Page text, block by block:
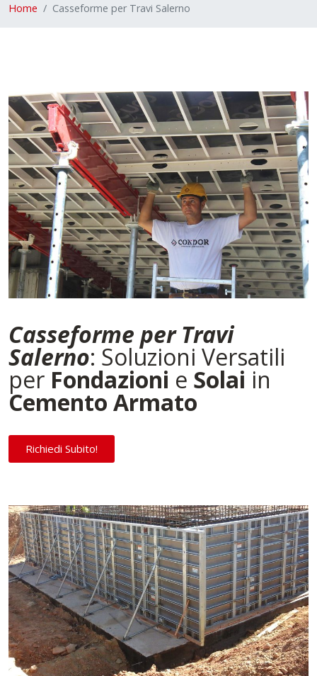
Home Casseforme per Travi Salerno
Casseforme per Travi
Salerno: Soluzioni Versatili
per Fondazioni e Solai in
Cemento Armato
Richiedi Subito!